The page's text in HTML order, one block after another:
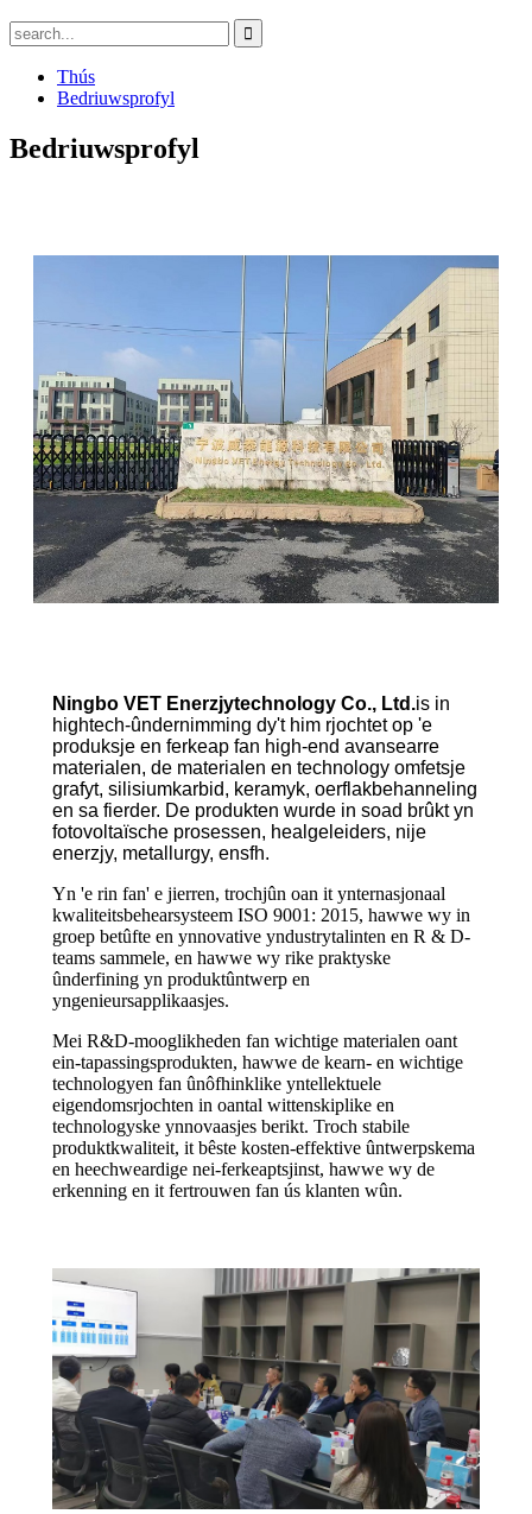
Thús
Bedriuwsprofyl
Bedriuwsprofyl
Ningbo VET Enerzjytechnology Co., Ltd.is in
hightech-ûndernimming dy't him rjochtet op 'e
produksje en ferkeap fan high-end avansearre
materialen, de materialen en technology omfetsje
grafyt, silisiumkarbid, keramyk, oerflakbehanneling
en sa fierder. De produkten wurde in soad brûkt yn
fotovoltaïsche prosessen, healgeleiders, nije
enerzjy, metallurgy, ensfh.
Yn 'e rin fan' e jierren, trochjûn oan it ynternasjonaal
kwaliteitsbehearsysteem ISO 9001: 2015, hawwe wy in
groep betûfte en ynnovative yndustrytalinten en R & D-
teams sammele, en hawwe wy rike praktyske
ûnderfining yn produktûntwerp en
yngenieursapplikaasjes.
Mei R&D-mooglikheden fan wichtige materialen oant
ein-tapassingsprodukten, hawwe de kearn- en wichtige
technologyen fan ûnôfhinklike yntellektuele
eigendomsrjochten in oantal wittenskiplike en
technologyske ynnovaasjes berikt. Troch stabile
produktkwaliteit, it bêste kosten-effektive ûntwerpskema
en heechweardige nei-ferkeaptsjinst, hawwe wy de
erkenning en it fertrouwen fan ús klanten wûn.